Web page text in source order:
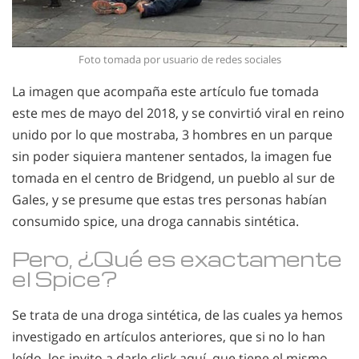
Foto tomada por usuario de redes sociales
La imagen que acompaña este artículo fue tomada
este mes de mayo del 2018, y se convirtió viral en reino
unido por lo que mostraba, 3 hombres en un parque
sin poder siquiera mantener sentados, la imagen fue
tomada en el centro de Bridgend, un pueblo al sur de
Gales, y se presume que estas tres personas habían
consumido spice, una droga cannabis sintética.
Pero, ¿Qué es exactamente
el Spice?
Se trata de una droga sintética, de las cuales ya hemos
investigado en artículos anteriores, que si no lo han